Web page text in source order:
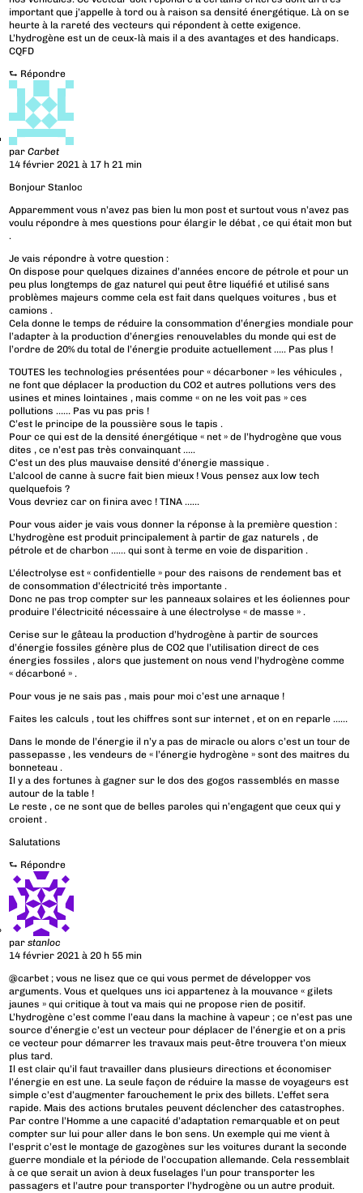
important que j’appelle à tord ou à raison sa densité énergétique. Là on se
heurte à la rareté des vecteurs qui répondent à cette exigence.
L’hydrogène est un de ceux-là mais il a des avantages et des handicaps.
CQFD
⮑ Répondre
parCarbet
14 février 2021 à 17 h 21 min
Bonjour Stanloc
Apparemment vous n’avez pas bien lu mon post et surtout vous n’avez pas
voulu répondre à mes questions pour élargir le débat , ce qui était mon but
.
Je vais répondre à votre question :
On dispose pour quelques dizaines d’années encore de pétrole et pour un
peu plus longtemps de gaz naturel qui peut être liquéfié et utilisé sans
problèmes majeurs comme cela est fait dans quelques voitures , bus et
camions .
Cela donne le temps de réduire la consommation d’énergies mondiale pour
l’adapter à la production d’énergies renouvelables du monde qui est de
l’ordre de 20% du total de l’énergie produite actuellement ….. Pas plus !
TOUTES les technologies présentées pour « décarboner » les véhicules ,
ne font que déplacer la production du CO2 et autres pollutions vers des
usines et mines lointaines , mais comme « on ne les voit pas » ces
pollutions …… Pas vu pas pris !
C’est le principe de la poussière sous le tapis .
Pour ce qui est de la densité énergétique « net » de l’hydrogène que vous
dites , ce n’est pas très convainquant …..
C’est un des plus mauvaise densité d’énergie massique .
L’alcool de canne à sucre fait bien mieux ! Vous pensez aux low tech
quelquefois ?
Vous devriez car on finira avec ! TINA ……
Pour vous aider je vais vous donner la réponse à la première question :
L’hydrogène est produit principalement à partir de gaz naturels , de
pétrole et de charbon …… qui sont à terme en voie de disparition .
L’électrolyse est « confidentielle » pour des raisons de rendement bas et
de consommation d’électricité très importante .
Donc ne pas trop compter sur les panneaux solaires et les éoliennes pour
produire l’électricité nécessaire à une électrolyse « de masse » .
Cerise sur le gâteau la production d’hydrogène à partir de sources
d’énergie fossiles génère plus de CO2 que l’utilisation direct de ces
énergies fossiles , alors que justement on nous vend l’hydrogène comme
« décarboné » .
Pour vous je ne sais pas , mais pour moi c’est une arnaque !
Faites les calculs , tout les chiffres sont sur internet , et on en reparle ……
Dans le monde de l’énergie il n’y a pas de miracle ou alors c’est un tour de
passepasse , les vendeurs de « l’énergie hydrogène » sont des maitres du
bonneteau .
Il y a des fortunes à gagner sur le dos des gogos rassemblés en masse
autour de la table !
Le reste , ce ne sont que de belles paroles qui n’engagent que ceux qui y
croient .
Salutations
⮑ Répondre
parstanloc
14 février 2021 à 20 h 55 min
@carbet ; vous ne lisez que ce qui vous permet de développer vos
arguments. Vous et quelques uns ici appartenez à la mouvance « gilets
jaunes » qui critique à tout va mais qui ne propose rien de positif.
L’hydrogène c’est comme l’eau dans la machine à vapeur ; ce n’est pas une
source d’énergie c’est un vecteur pour déplacer de l’énergie et on a pris
ce vecteur pour démarrer les travaux mais peut-être trouvera t’on mieux
plus tard.
Il est clair qu’il faut travailler dans plusieurs directions et économiser
l’énergie en est une. La seule façon de réduire la masse de voyageurs est
simple c’est d’augmenter farouchement le prix des billets. L’effet sera
rapide. Mais des actions brutales peuvent déclencher des catastrophes.
Par contre l’Homme a une capacité d’adaptation remarquable et on peut
compter sur lui pour aller dans le bon sens. Un exemple qui me vient à
l’esprit c’est le montage de gazogènes sur les voitures durant la seconde
guerre mondiale et la période de l’occupation allemande. Cela ressemblait
à ce que serait un avion à deux fuselages l’un pour transporter les
passagers et l’autre pour transporter l’hydrogène ou un autre produit.